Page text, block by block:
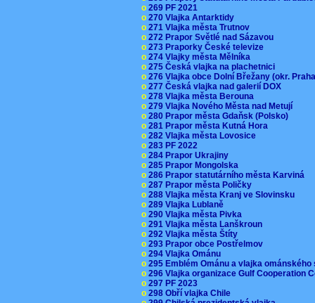
o 269 PF 2021
o 270 Vlajka Antarktidy
o 271 Vlajka města Trutnov
o 272 Prapor Světlé nad Sázavou
o 273 Praporky České televize
o 274 Vlajky města Mělníka
o 275 Česká vlajka na plachetnici
o 276 Vlajka obce Dolní Břežany (okr.
o 277 Česká vlajka nad galerií DOX
o 278 Vlajka města Berouna
o 279 Vlajka Nového Města nad Metují
o 280 Prapor města Gdaňsk (Polsko)
o 281 Prapor města Kutná Hora
o 282 Vlajka města Lovosice
o 283 PF 2022
o 284 Prapor Ukrajiny
o 285 Prapor Mongolska
o 286 Prapor statutárního města Karviná
o 287 Prapor města Poličky
o 288 Vlajka města Kranj ve Slovinsku
o 289 Vlajka Lublaně
o 290 Vlajka města Pivka
o 291 Vlajka města Lanškroun
o 292 Vlajka města Štíty
o 293 Prapor obce Postřelmov
o 294 Vlajka Ománu
o 295 Emblém Ománu a vlajka
o 296 Vlajka organizace Gulf Cooperation
o 297 PF 2023
o 298 Obří vlajka Chile